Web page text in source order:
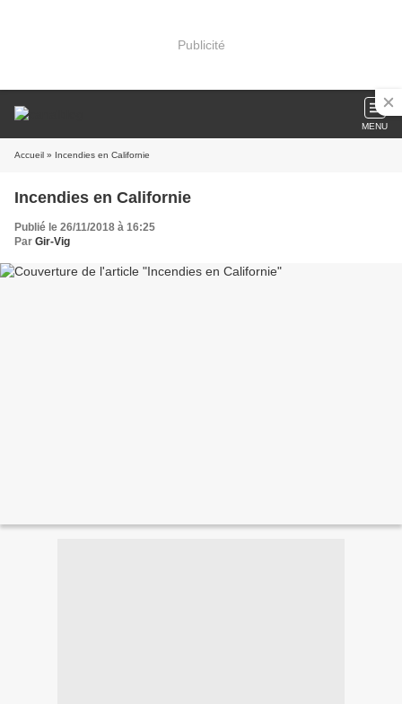
Publicité
MENU
Accueil » Incendies en Californie
Incendies en Californie
Publié le 26/11/2018 à 16:25
Par Gir-Vig